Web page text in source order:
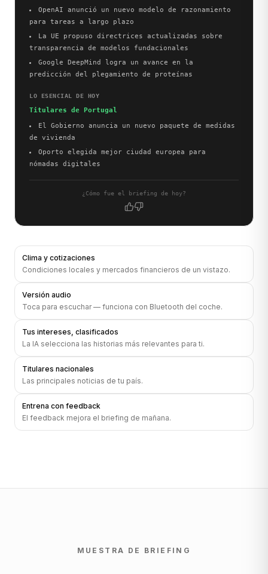
OpenAI anunció un nuevo modelo de razonamiento
para tareas a largo plazo
La UE propuso directrices actualizadas sobre
transparencia de modelos fundacionales
Google DeepMind logra un avance en la
predicción del plegamiento de proteínas
LO ESENCIAL DE HOY
Titulares de Portugal
El Gobierno anuncia un nuevo paquete de medidas
de vivienda
Oporto elegida mejor ciudad europea para
nómadas digitales
¿Cómo fue el briefing de hoy?
Clima y cotizaciones
Condiciones locales y mercados financieros de un vistazo.
Versión audio
Toca para escuchar — funciona con Bluetooth del coche.
Tus intereses, clasificados
La IA selecciona las historias más relevantes para ti.
Titulares nacionales
Las principales noticias de tu país.
Entrena con feedback
El feedback mejora el briefing de mañana.
MUESTRA DE BRIEFING